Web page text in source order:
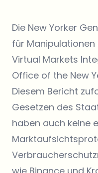
Die New Yorker
für Manipulationen
Virtual Markets
Office of the New
Diesem Bericht
Gesetzen des
haben auch keine